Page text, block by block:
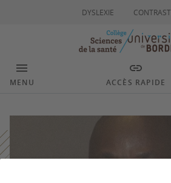
DYSLEXIE
MENU ACCÈS RAPIDE